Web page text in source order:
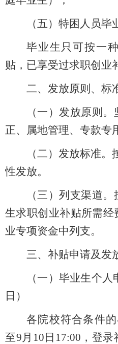
（五）特困人员毕
毕业生只可按一
贴，已享受过求职创业
二、发放原则、标
（一）发放原则。
正、属地管理、专款专
（二）发放标准。
性发放。
（三）列支渠道。
生求职创业补贴所需
业专项资金中列支。
三、补贴申请及发
（一）毕业生个人
日）
各院校符合条件
至9月10日17:00， 登录